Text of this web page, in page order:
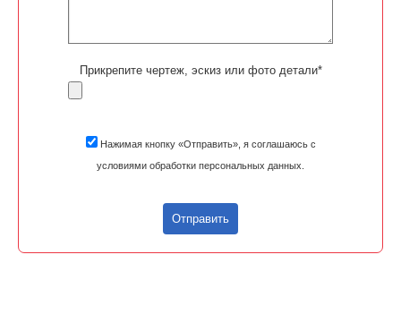
Прикрепите чертеж, эскиз или фото детали*
Нажимая кнопку «Отправить», я соглашаюсь с
условиями обработки персональных данных.
Отправить